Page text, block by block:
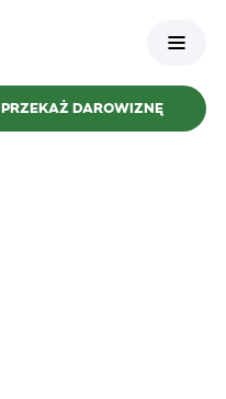
PRZEKAŻ DAROWIZNĘ